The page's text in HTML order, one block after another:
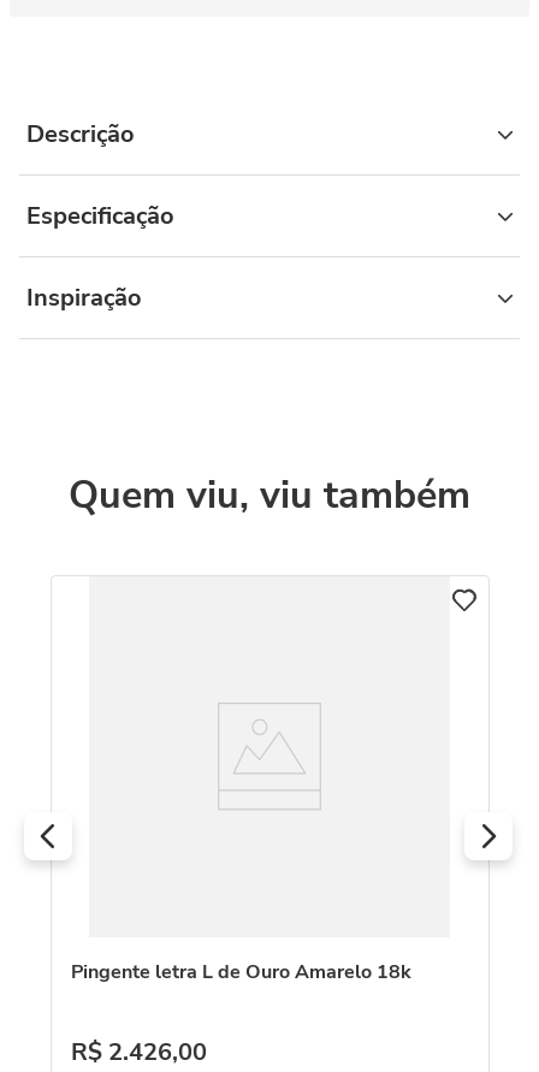
Descrição
Especificação
Inspiração
Quem viu, viu também
Pingente letra L de Ouro Amarelo 18k
R$ 2.426,00